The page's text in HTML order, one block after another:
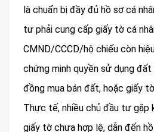
là chuẩn bị đầy đủ hồ sơ cá
tư phải cung cấp giấy tờ cá
CMND/CCCD/hộ chiếu còn
chứng minh quyền sử dụng
đồng mua bán đất, hoặc giấy
Thực tế, nhiều chủ đầu tư gặp
giấy tờ chưa hợp lệ, dẫn đến